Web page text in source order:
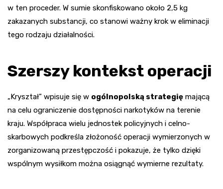
w ten proceder. W sumie skonfiskowano około 2,5 kg
zakazanych substancji, co stanowi ważny krok w eliminacji
tego rodzaju działalności.
Szerszy kontekst operacji
„Kryształ” wpisuje się w ogólnopolską strategię mającą
na celu ograniczenie dostępności narkotyków na terenie
kraju. Współpraca wielu jednostek policyjnych i celno-
skarbowych podkreśla złożoność operacji wymierzonych w
zorganizowaną przestępczość i pokazuje, że tylko dzięki
wspólnym wysiłkom można osiągnąć wymierne rezultaty.